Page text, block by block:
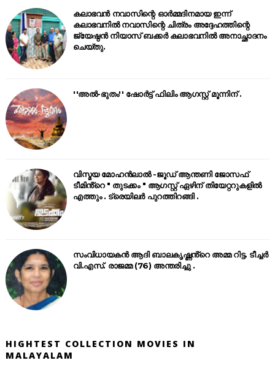
കലാഭവൻ നവാസിന്റെ ഓർമ്മദിനമായ ഇന്ന്
കലാഭവനിൽ നവാസിന്റെ ചിത്രം അദ്ദേഹത്തിന്റെ
ജ്യേഷ്ഠൻ നിയാസ് ബക്കർ കലാഭവനിൽ അനാച്ഛാദനം
ചെയ്തു.
''അൽ-ഭുതം'' ഷോർട്ട് ഫിലിം ആഗസ്റ്റ് മൂന്നിന് .
വിസ്മയ മോഹൻലാൽ -ജൂഡ് ആന്തണി ജോസഫ്
ടീമിൻ്റെ " തുടക്കം " ആഗസ്റ്റ് ഏഴിന് തിയേറ്ററുകളിൽ
എത്തും . ട്രെയിലർ പുറത്തിറങ്ങി .
സംവിധായകൻ ആദി ബാലകൃഷ്ണൻ്റെ അമ്മ റിട്ട. ടീച്ചർ
വി.എസ്. രാജമ്മ (76) അന്തരിച്ചു .
HIGHTEST COLLECTION MOVIES IN
MALAYALAM